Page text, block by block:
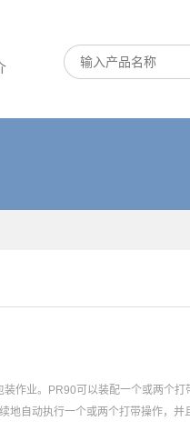
作业。PR90可以装配一个或两个打
地自动执行一个或两个打带操作，并